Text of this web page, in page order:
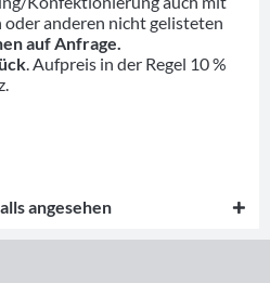
anderen nicht gelisteten
auf Anfrage.
. Aufpreis in der Regel 10 %
angesehen